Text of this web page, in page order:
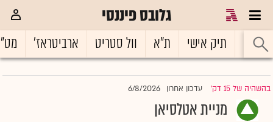
גלובס פיננסי
ראשי תיק אישי ת"א וול סטריט ארביטראז'
בהשהיה של 15 דק' |עדכון אחרון 6/8/2026
מניית אטלסיאן